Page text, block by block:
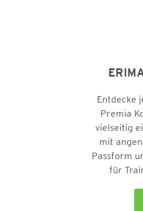
Entdecke
Premia
vielseitig
mit
Passform
für